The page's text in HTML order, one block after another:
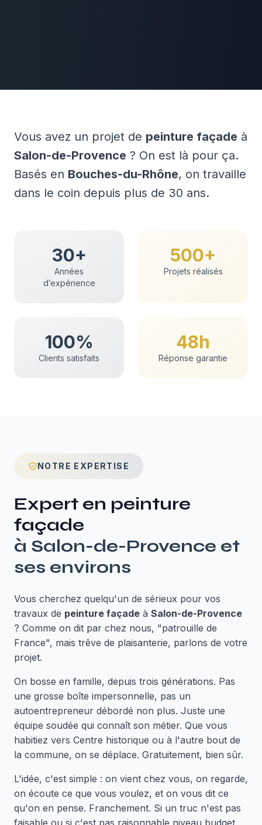
Vous avez un projet de peinture façade à
Salon-de-Provence ? On est là pour ça.
Basés en Bouches-du-Rhône, on travaille
dans le coin depuis plus de 30 ans.
30+
Années
d’expérience
500+
Projets réalisés
100%
Clients satisfaits
48h
Réponse garantie
NOTRE EXPERTISE
Expert en peinture
façade
à Salon-de-Provence et
ses environs
Vous cherchez quelqu'un de sérieux pour vos
travaux de peinture façade à Salon-de-Provence
? Comme on dit par chez nous, "patrouille de
France", mais trêve de plaisanterie, parlons de votre
projet.
On bosse en famille, depuis trois générations. Pas
une grosse boîte impersonnelle, pas un
autoentrepreneur débordé non plus. Juste une
équipe soudée qui connaît son métier. Que vous
habitiez vers Centre historique ou à l'autre bout de
la commune, on se déplace. Gratuitement, bien sûr.
L'idée, c'est simple : on vient chez vous, on regarde,
on écoute ce que vous voulez, et on vous dit ce
qu'on en pense. Franchement. Si un truc n'est pas
faisable ou si c'est pas raisonnable niveau budget,